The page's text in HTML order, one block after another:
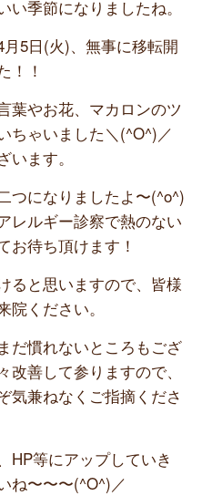
季節になりましたね。
5日(火)、無事に移転開
！！
葉やお花、マカロンのツ
ちゃいました＼(^O^)／
ます。
つになりましたよ〜(^o^)
レルギー診察で熱のない
お待ち頂けます！
ると思いますので、皆様
ください。
だ慣れないところもござ
善して参りますので、
気兼ねなくご指摘くださ
HP等にアップしていき
ね〜〜〜(^O^)／